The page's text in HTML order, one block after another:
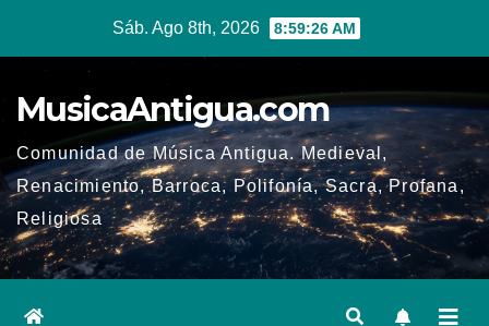
Sáb. Ago 8th, 2026 8:59:26 AM
MusicaAntigua.com
Comunidad de Música Antigua. Medieval,
Renacimiento, Barroca, Polifonía, Sacra, Profana,
Religiosa